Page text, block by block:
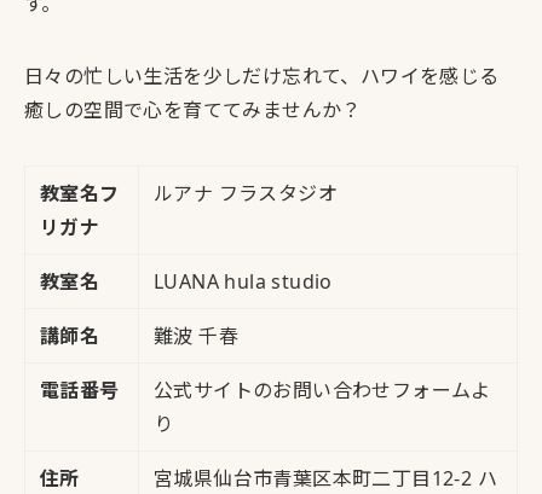
日々の忙しい生活を少しだけ忘れて、ハワイを感じる
癒しの空間で心を育ててみませんか？
教室名フ
リガナ
ルアナ フラスタジオ
教室名 LUANA hula studio
講師名 難波 千春
電話番号
公式サイトのお問い合わせフォームよ
り
住所
宮城県仙台市青葉区本町二丁目12-2 ハ